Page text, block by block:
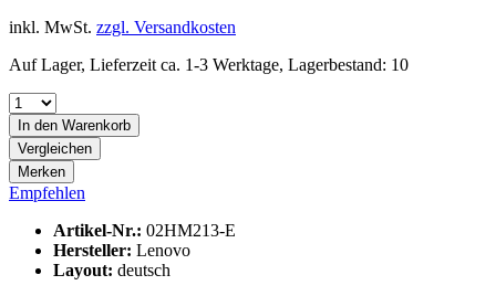
inkl. MwSt. zzgl. Versandkosten
Auf Lager, Lieferzeit ca. 1-3 Werktage, Lagerbestand: 10
In den Warenkorb
Vergleichen
Merken
Empfehlen
Artikel-Nr.: 02HM213-E
Hersteller: Lenovo
Layout: deutsch